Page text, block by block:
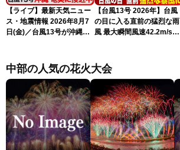
【ライブ】最新天気ニュー
ス・地震情報 2026年8月7
日(金)／台風13号が沖縄・
ュースLiVEコーヒータイ
ム・江川清音／有賀哲夫〉
【台風13号 2026年】台風
の目に入る直前の猛烈な雨
風 最大瞬間風速42.2m/s観
中部の人気の花火大会